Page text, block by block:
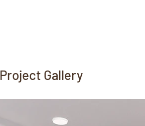
Project Gallery